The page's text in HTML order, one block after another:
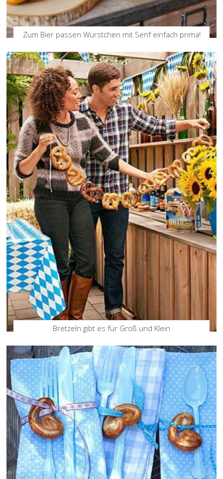
Zum Bier passen Würstchen mit Senf einfach prima!
Bretzeln gibt es für Groß und Klein